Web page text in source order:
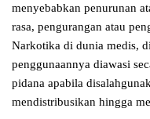
menyebabkan penurunan
rasa, pengurangan atau
Narkotika di dunia medis,
penggunaannya diawasi
pidana apabila
mendistribusikan hingga